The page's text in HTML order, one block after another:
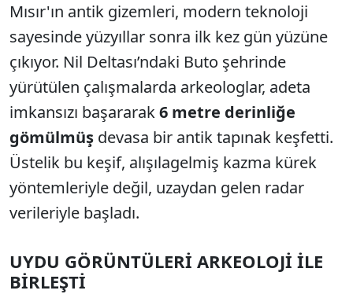
Mısır'ın antik gizemleri, modern teknoloji
sayesinde yüzyıllar sonra ilk kez gün yüzüne
çıkıyor. Nil Deltası’ndaki Buto şehrinde
yürütülen çalışmalarda arkeologlar, adeta
imkansızı başararak6 metre derinliğe
gömülmüş devasa bir antik tapınak keşfetti.
Üstelik bu keşif, alışılagelmiş kazma kürek
yöntemleriyle değil, uzaydan gelen radar
verileriyle başladı.
UYDU GÖRÜNTÜLERİ ARKEOLOJİ İLE
BİRLEŞTİ